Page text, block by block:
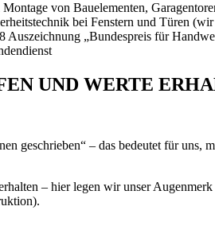
von Bauelementen,
bei Fenstern und Türen
Auszeichnung „Bundespreis für
UND WERTE
geschrieben“ – das bedeutet für
– hier legen wir unser